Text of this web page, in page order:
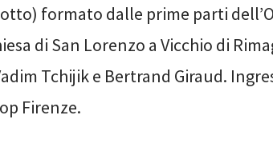
formato dalle prime parti
di San Lorenzo a Vicchio di
Tchijik e Bertrand Giraud.
Firenze.